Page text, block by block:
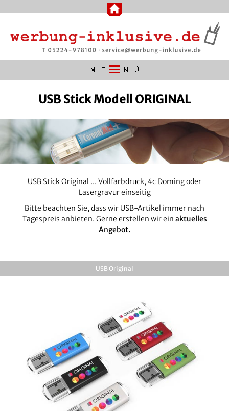
USB Stick Modell ORIGINAL
USB Stick Original ... Vollfarbdruck, 4c Doming oder
Lasergravur einseitig
Bitte beachten Sie, dass wir USB-Artikel immer nach
Tagespreis anbieten. Gerne erstellen wir ein aktuelles
Angebot.
USB Original